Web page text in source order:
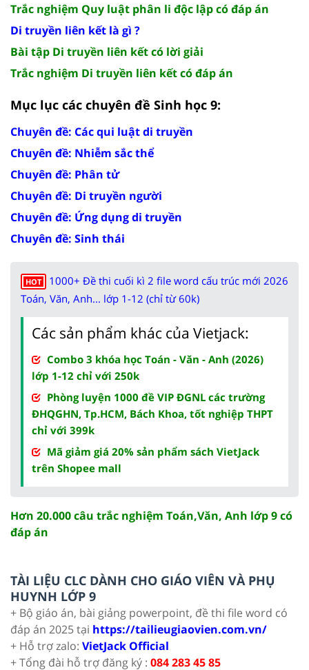
Trắc nghiệm Quy luật phân li độc lập có đáp án
Di truyền liên kết là gì ?
Bài tập Di truyền liên kết có lời giải
Trắc nghiệm Di truyền liên kết có đáp án
Mục lục các chuyên đề Sinh học 9:
Chuyên đề: Các qui luật di truyền
Chuyên đề: Nhiễm sắc thể
Chuyên đề: Phân tử
Chuyên đề: Di truyền người
Chuyên đề: Ứng dụng di truyền
Chuyên đề: Sinh thái
HOT
1000+ Đề thi cuối kì 2 file word cấu trúc mới 2026
Toán, Văn, Anh... lớp 1-12 (chỉ từ 60k)
Các sản phẩm khác của Vietjack:
Combo 3 khóa học Toán - Văn - Anh (2026)
lớp 1-12 chỉ với 250k
Phòng luyện 1000 đề VIP ĐGNL các trường
ĐHQGHN, Tp.HCM, Bách Khoa, tốt nghiệp THPT
chỉ với 399k
Mã giảm giá 20% sản phẩm sách VietJack
trên Shopee mall
Hơn 20.000 câu trắc nghiệm Toán,Văn, Anh lớp 9 có
đáp án
TÀI LIỆU CLC DÀNH CHO GIÁO VIÊN VÀ PHỤ
HUYNH LỚP 9
+ Bộ giáo án, bài giảng powerpoint, đề thi file word có
đáp án 2025 tại https://tailieugiaovien.com.vn/
+ Hỗ trợ zalo: VietJack Official
+ Tổng đài hỗ trợ đăng ký : 084 283 45 85